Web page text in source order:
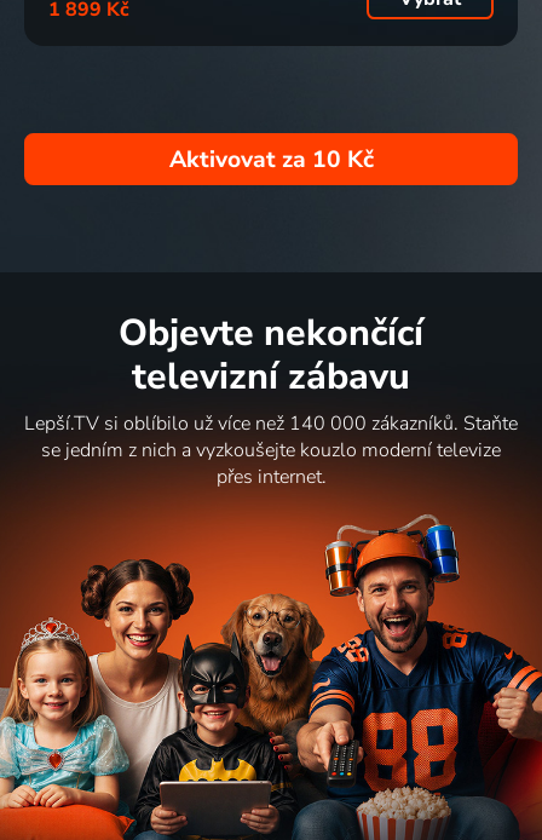
1 899 Kč
Aktivovat za 10 Kč
Objevte nekončící
televizní zábavu
Lepší.TV si oblíbilo už více než 140 000 zákazníků. Staňte
se jedním z nich a vyzkoušejte kouzlo moderní televize
přes internet.